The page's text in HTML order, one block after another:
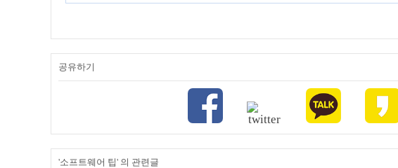
공유하기
'소프트웨어 팁' 의 관련글